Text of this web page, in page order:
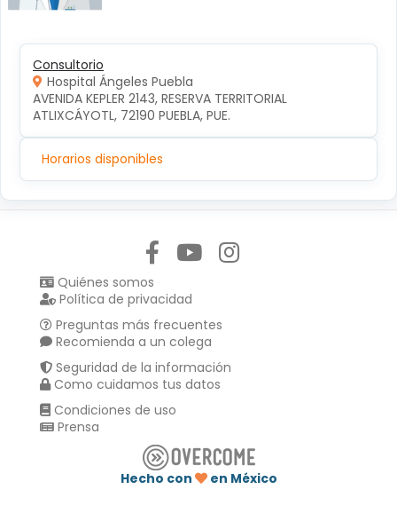
Consultorio
Hospital Ángeles Puebla
AVENIDA KEPLER 2143, RESERVA TERRITORIAL
ATLIXCÁYOTL, 72190 PUEBLA, PUE.
Horarios disponibles
Quiénes somos
Política de privacidad
Preguntas más frecuentes
Recomienda a un colega
Seguridad de la información
Como cuidamos tus datos
Condiciones de uso
Prensa
Hecho con
en México